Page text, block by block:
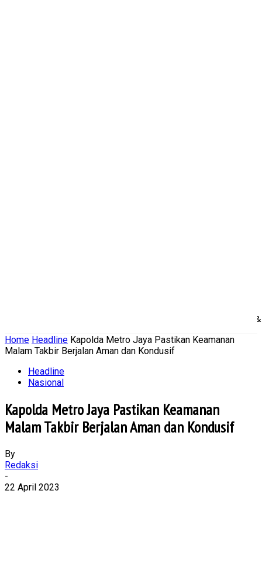
Politik
Home Headline Kapolda Metro Jaya Pastikan Keamanan
Malam Takbir Berjalan Aman dan Kondusif
Headline
Nasional
Kapolda Metro Jaya Pastikan Keamanan
Malam Takbir Berjalan Aman dan Kondusif
By
Redaksi
-
22 April 2023